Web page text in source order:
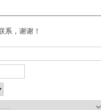
系，谢谢！